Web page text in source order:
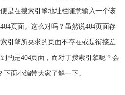
是在搜索引擎地址栏随意输入一个该
页面。这么对吗？虽然说404页面存
引擎所央求的页面不存在或是衔接差
的是404页面，而对于搜索引擎呢？会
面小编带大家了解一下。